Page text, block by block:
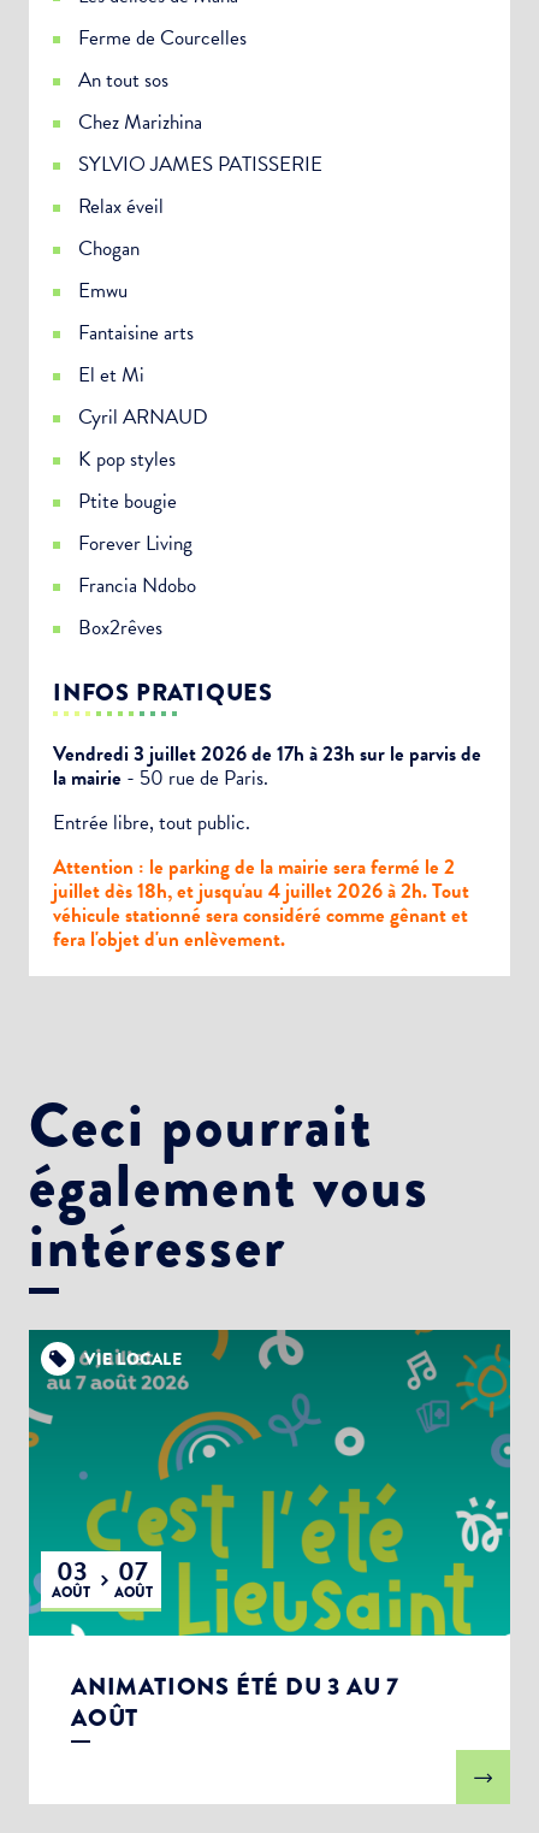
Ferme de Courcelles
An tout sos
Chez Marizhina
SYLVIO JAMES PATISSERIE
Relax éveil
Chogan
Emwu
Fantaisine arts
El et Mi
Cyril ARNAUD
K pop styles
Ptite bougie
Forever Living
Francia Ndobo
Box2rêves
INFOS PRATIQUES
Vendredi 3 juillet 2026 de 17h à 23h sur le parvis de
la mairie - 50 rue de Paris.
Entrée libre, tout public.
Attention : le parking de la mairie sera fermé le 2
juillet dès 18h, et jusqu'au 4 juillet 2026 à 2h. Tout
véhicule stationné sera considéré comme gênant et
fera l'objet d'un enlèvement.
Ceci pourrait
également vous
intéresser
VIE LOCALE
03
AOÛT
07
AOÛT
ANIMATIONS ÉTÉ DU 3 AU 7
AOÛT
Choisissez votre abonnement :
Newsletter Culture
Newsletter Sport et Vie associative